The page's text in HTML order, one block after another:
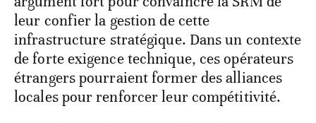
leur confier la gestion de cette
infrastructure stratégique. Dans un contexte
de forte exigence technique, ces opérateurs
étrangers pourraient former des alliances
locales pour renforcer leur compétitivité.